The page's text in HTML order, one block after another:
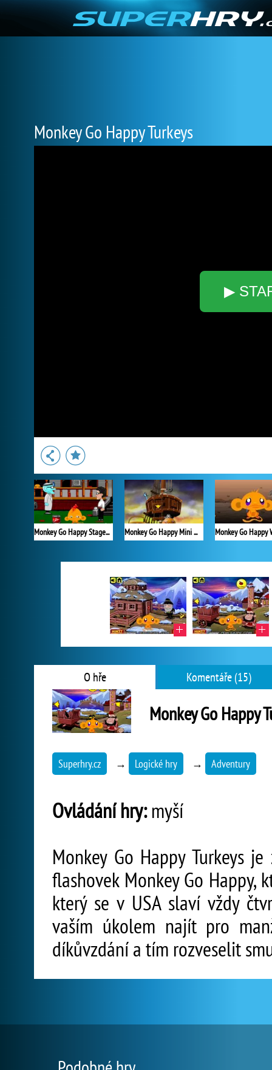
Monkey Go Happy Turkeys
▶
Monkey Go Happy Stage 461 Monkey Go Happy Mini Monkeys 3
O hře Komentáře (15)
Monkey Go Happy
Superhry.cz → Logické hry → Adventury
Ovládání hry:myší
Monkey Go Happy Turkeys
flashovek Monkey Go Happy,
který se v USA slaví vždy
vaším úkolem najít pro
díkůvzdání a tím rozveselit